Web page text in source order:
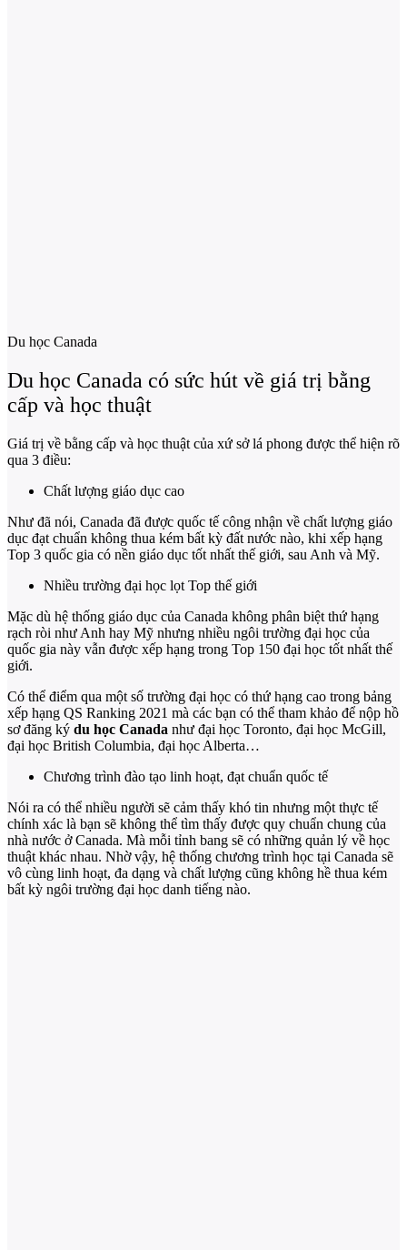
Du học Canada
Du học Canada có sức hút về giá trị bằng
cấp và học thuật
Giá trị về bằng cấp và học thuật của xứ sở lá phong được thể hiện rõ
qua 3 điều:
Chất lượng giáo dục cao
Như đã nói, Canada đã được quốc tế công nhận về chất lượng giáo
dục đạt chuẩn không thua kém bất kỳ đất nước nào, khi xếp hạng
Top 3 quốc gia có nền giáo dục tốt nhất thế giới, sau Anh và Mỹ.
Nhiều trường đại học lọt Top thế giới
Mặc dù hệ thống giáo dục của Canada không phân biệt thứ hạng
rạch ròi như Anh hay Mỹ nhưng nhiều ngôi trường đại học của
quốc gia này vẫn được xếp hạng trong Top 150 đại học tốt nhất thế
giới.
Có thể điểm qua một số trường đại học có thứ hạng cao trong bảng
xếp hạng QS Ranking 2021 mà các bạn có thể tham khảo để nộp hồ
sơ đăng ký du học Canada như đại học Toronto, đại học McGill,
đại học British Columbia, đại học Alberta…
Chương trình đào tạo linh hoạt, đạt chuẩn quốc tế
Nói ra có thể nhiều người sẽ cảm thấy khó tin nhưng một thực tế
chính xác là bạn sẽ không thể tìm thấy được quy chuẩn chung của
nhà nước ở Canada. Mà mỗi tỉnh bang sẽ có những quản lý về học
thuật khác nhau. Nhờ vậy, hệ thống chương trình học tại Canada sẽ
vô cùng linh hoạt, đa dạng và chất lượng cũng không hề thua kém
bất kỳ ngôi trường đại học danh tiếng nào.